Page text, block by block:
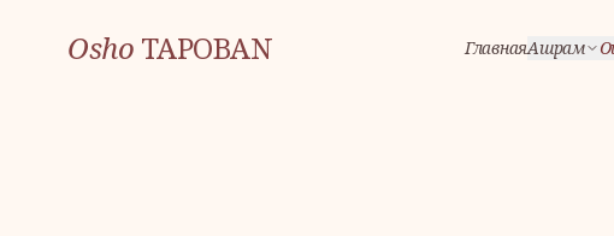
Osho TAPOBAN ГлавнаяАшрам